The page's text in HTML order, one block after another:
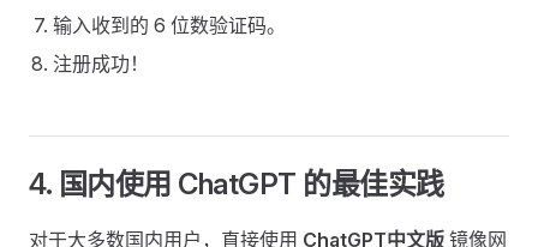
输入收到的 6 位数验证码。
注册成功！
4. 国内使用 ChatGPT 的最佳实践
对于大多数国内用户，直接使用 ChatGPT中文版 镜像网